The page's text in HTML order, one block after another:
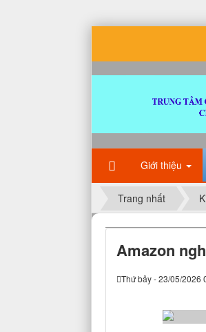
Giới thiệu
Trang nhất
Amazon
Thứ bảy - 23/05/2026